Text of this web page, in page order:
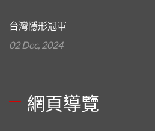
台灣隱形冠軍
02 Dec, 2024
網頁導覽